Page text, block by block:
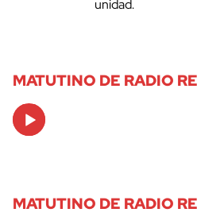
unidad.
MATUTINO DE RADIO
Audio
Player
MATUTINO DE RADIO